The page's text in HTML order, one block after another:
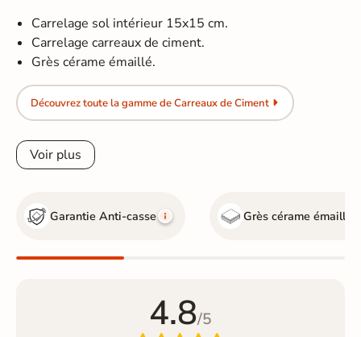
Carrelage sol intérieur 15x15 cm.
Carrelage carreaux de ciment.
Grès cérame émaillé.
Découvrez toute la gamme de Carreaux de Ciment
Voir plus
Garantie Anti-casse Grès cérame émaillé
4.8/5